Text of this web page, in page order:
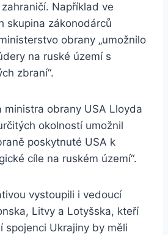
Například ve
skupina zákonodárců
obrany „umožnilo
na ruské území s
zbraní“.
ministra obrany USA Lloyda
okolností umožnil
poskytnuté USA k
cíle na ruském území“.
vystoupili i vedoucí
Litvy a Lotyšska, kteří
spojenci Ukrajiny by měli